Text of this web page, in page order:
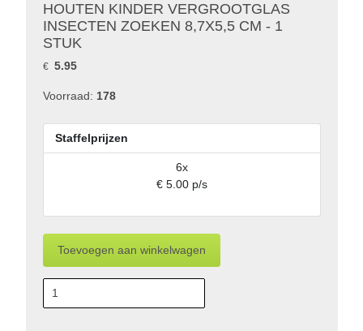
HOUTEN KINDER VERGROOTGLAS
INSECTEN ZOEKEN 8,7X5,5 CM - 1
STUK
€ 5.95
Voorraad: 178
Staffelprijzen
6x
€ 5.00 p/s